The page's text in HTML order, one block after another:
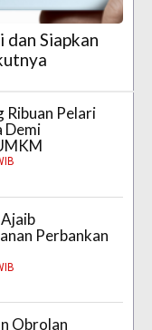
dan Siapkan
Pelari
Demi
Perbankan
Obrolan